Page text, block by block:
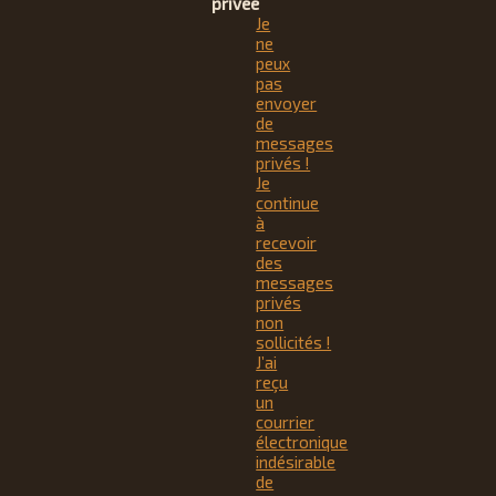
Je
ne
peux
pas
envoyer
de
messages
privés !
Je
continue
à
recevoir
des
messages
privés
non
sollicités !
J’ai
reçu
un
courrier
électronique
indésirable
de